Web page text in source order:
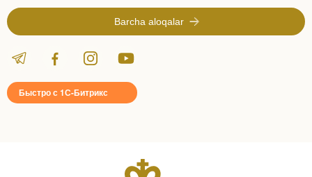
Barcha aloqalar
Быстро с 1С-Битрикс